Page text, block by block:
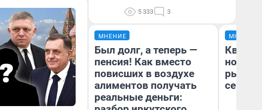
5 333 3
МНЕНИЕ
Был долг, а теперь —
пенсия! Как вместо
повисших в воздухе
алиментов получать
реальные деньги:
МНЕНИЕ
но
рынок